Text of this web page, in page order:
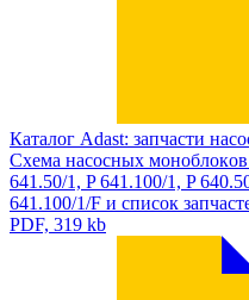
Каталог Adast: запчасти
Схема насoсных
641.50/1, P 641.100/1, P
641.100/1/F и список
PDF, 319 kb